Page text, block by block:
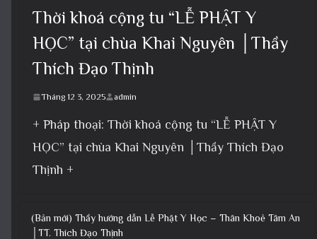
Thời khoá cộng tu “LỄ PHẬT Y
HỌC” tại chùa Khai Nguyên │Thầy
Thích Đạo Thịnh
Tháng 12 3, 2025 admin
+ Pháp thoại: Thời khoá cộng tu “LỄ PHẬT Y
HỌC” tại chùa Khai Nguyên │Thầy Thích Đạo
Thịnh +
(Bản mới) Thầy hướng dẫn Lễ Phật Y Học – Thân Khoẻ Tâm An
│TT. Thích Đạo Thịnh